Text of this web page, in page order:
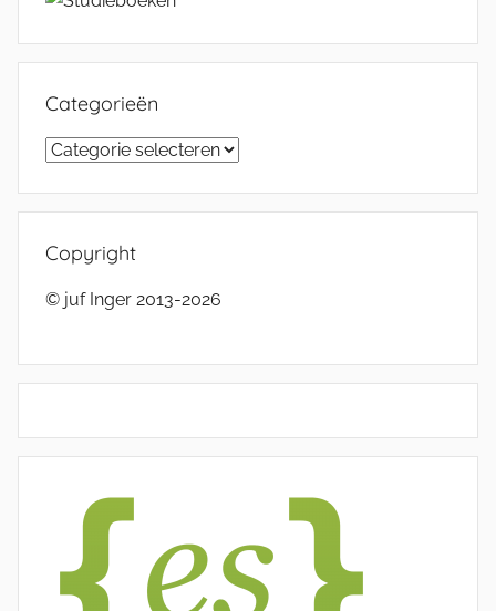
Categorieën
Categorieën
Copyright
© juf Inger 2013-2026